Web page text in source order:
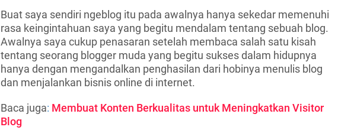
Buat saya sendiri ngeblog itu pada awalnya hanya sekedar memenuhi
rasa keingintahuan saya yang begitu mendalam tentang sebuah blog.
Awalnya saya cukup penasaran setelah membaca salah satu kisah
tentang seorang blogger muda yang begitu sukses dalam hidupnya
hanya dengan mengandalkan penghasilan dari hobinya menulis blog
dan menjalankan bisnis online di internet.
Baca juga: Membuat Konten Berkualitas untuk Meningkatkan Visitor
Blog